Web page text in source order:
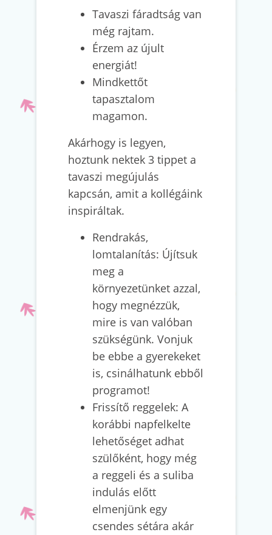
Tavaszi fáradtság van
még rajtam.
Érzem az újult
energiát!
Mindkettőt
tapasztalom
magamon.
Akárhogy is legyen,
hoztunk nektek 3 tippet a
tavaszi megújulás
kapcsán, amit a kollégáink
inspiráltak.
Rendrakás,
lomtalanítás: Újítsuk
meg a
környezetünket azzal,
hogy megnézzük,
mire is van valóban
szükségünk. Vonjuk
be ebbe a gyerekeket
is, csinálhatunk ebből
programot!
Frissítő reggelek: A
korábbi napfelkelte
lehetőséget adhat
szülőként, hogy még
a reggeli és a suliba
indulás előtt
elmenjünk egy
csendes sétára akár